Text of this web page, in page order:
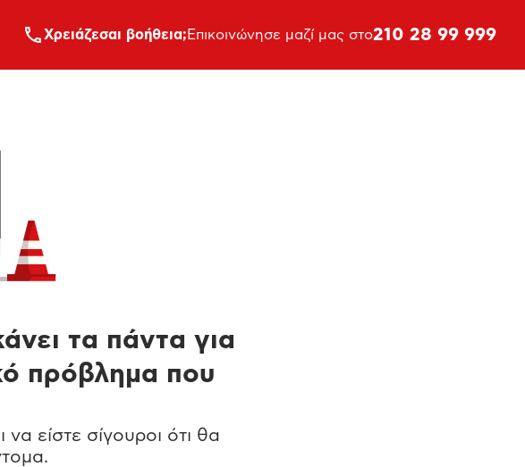
Xρειάζεσαι βοήθεια; Επικοινώνησε μαζί μας στο210 28 99 999
τα πάντα για
πρόβλημα που
είστε σίγουροι ότι θα